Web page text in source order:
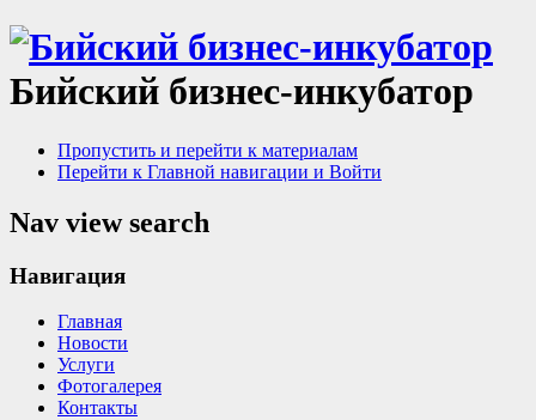
Бийский бизнес-инкубатор
Пропустить и перейти к материалам
Перейти к Главной навигации и Войти
Nav view search
Навигация
Главная
Новости
Услуги
Фотогалерея
Контакты